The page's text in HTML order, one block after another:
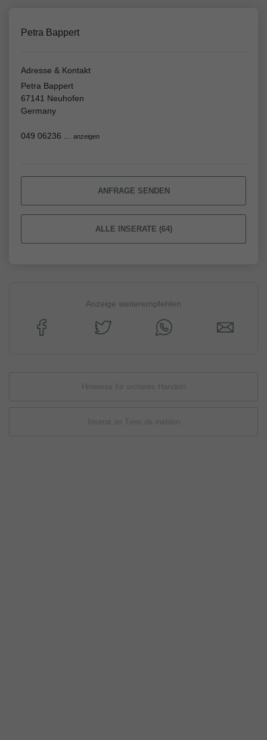
Petra Bappert
Adresse & Kontakt
Petra Bappert
67141 Neuhofen
Germany
049 06236 ... anzeigen
ANFRAGE SENDEN
ALLE INSERATE (64)
Anzeige weiterempfehlen
Hinweise für sicheres Handeln
Inserat an Tiere.de melden